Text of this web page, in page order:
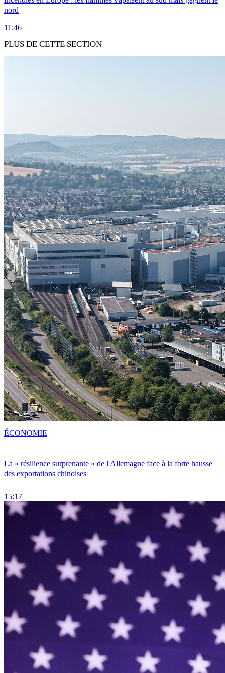
nord
11:46
PLUS DE CETTE SECTION
La « résilience surprenante » de l'Allemagne face à la forte hausse
des exportations chinoises
15:17
ÉCONOMIE